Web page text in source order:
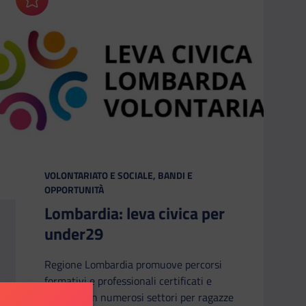
Aggiungi ai preferiti
CATEGORIA:
VOLONTARIATO E SOCIALE, BANDI E
OPPORTUNITÀ
Lombardia: leva civica per
under29
Regione Lombardia promuove percorsi
formativi e professionali certificati e
retribuiti in numerosi settori per ragazze